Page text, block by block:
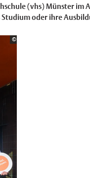
(vhs) Münster
oder ihre
©